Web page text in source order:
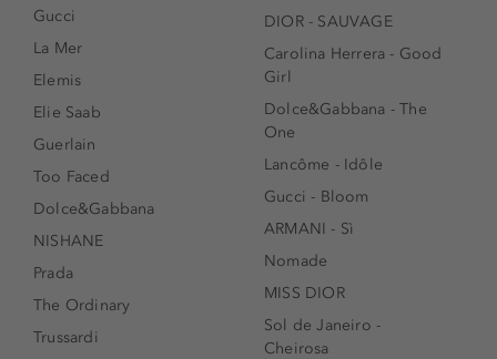
Gucci
La Mer
Elemis
Elie Saab
Guerlain
Too Faced
Dolce&Gabbana
NISHANE
Prada
The Ordinary
Trussardi
DIOR - SAUVAGE
Carolina Herrera - Good
Girl
Dolce&Gabbana - The
One
Lancôme - Idôle
Gucci - Bloom
ARMANI - Sì
Nomade
MISS DIOR
Sol de Janeiro -
Cheirosa